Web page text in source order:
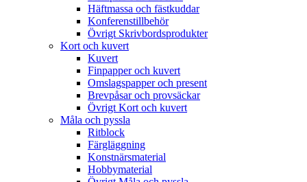
Häftmassa och fästkuddar
Konferenstillbehör
Övrigt Skrivbordsprodukter
Kort och kuvert
Kuvert
Finpapper och kuvert
Omslagspapper och present
Brevpåsar och provsäckar
Övrigt Kort och kuvert
Måla och pyssla
Ritblock
Färgläggning
Konstnärsmaterial
Hobbymaterial